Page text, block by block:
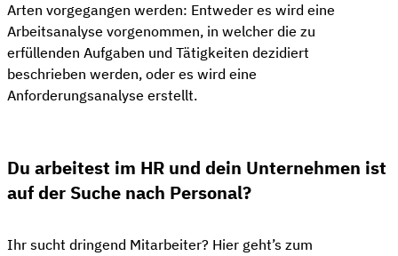
Arten vorgegangen werden: Entweder es wird eine
Arbeitsanalyse vorgenommen, in welcher die zu
erfüllenden Aufgaben und Tätigkeiten dezidiert
beschrieben werden, oder es wird eine
Anforderungsanalyse erstellt.
Du arbeitest im HR und dein Unternehmen ist
auf der Suche nach Personal?
Ihr sucht dringend Mitarbeiter? Hier geht’s zum